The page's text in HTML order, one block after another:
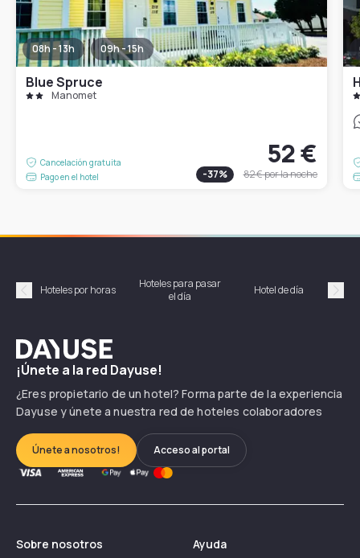
08h - 13h 09h - 15h
Blue Spruce
Manomet
Cancelación gratuita
Pago en el hotel
52 €
-37% 82 €por la noche
Précédent
Hoteles por horas
Hoteles para pasar
el día
Hotel de día
Dayuse
¡Únete a la red Dayuse!
¿Eres propietario de un hotel? Forma parte de la experiencia
Dayuse y únete a nuestra red de hoteles colaboradores
Únete a nosotros! Acceso al portal
Sobre nosotros Ayuda